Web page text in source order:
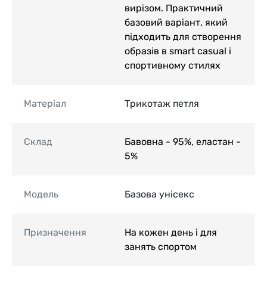
вирізом. Практичний
базовий варіант, який
підходить для створення
образів в smart casual і
спортивному стилях
Матеріал Трикотаж петля
Склад
Бавовна - 95%, еластан -
5%
Модель Базова унісекс
Призначення
На кожен день і для
занять спортом